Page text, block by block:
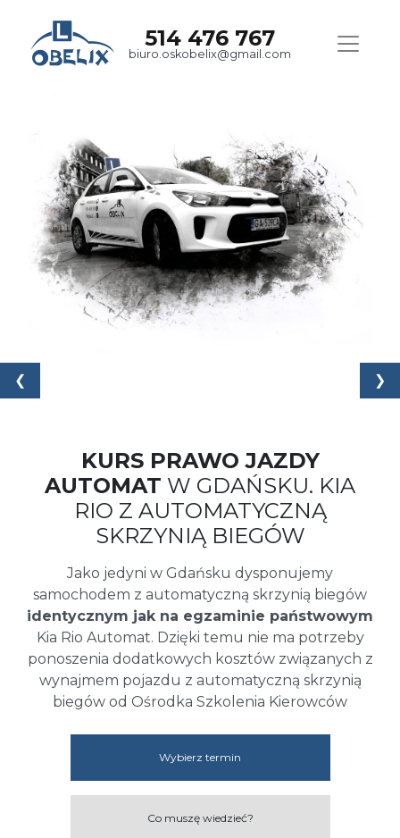
514 476 767
biuro.oskobelix@gmail.com
KURS PRAWO JAZDY
AUTOMAT W GDAŃSKU. KIA
RIO Z AUTOMATYCZNĄ
SKRZYNIĄ BIEGÓW
Jako jedyni w Gdańsku dysponujemy
samochodem z automatyczną skrzynią biegów
identycznym jak na egzaminie państwowym
Kia Rio Automat. Dzięki temu nie ma potrzeby
ponoszenia dodatkowych kosztów związanych z
wynajmem pojazdu z automatyczną skrzynią
biegów od Ośrodka Szkolenia Kierowców
Wybierz termin
Co muszę wiedzieć?
❮ ❯